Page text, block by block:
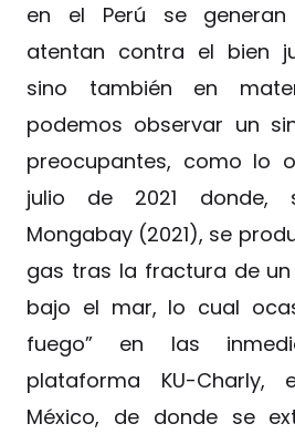
en el Perú se generan
atentan contra el bien
sino también en
podemos observar un
preocupantes, como lo
julio de 2021 donde,
Mongabay (2021), se
gas tras la fractura de
bajo el mar, lo cual
fuego” en las
plataforma KU-
México, de donde se